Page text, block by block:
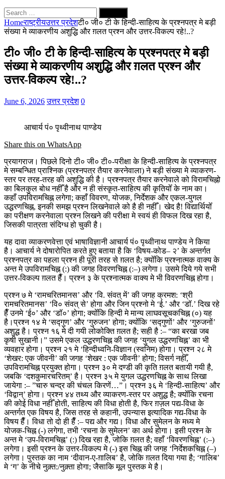
Search
for:
Homeराष्ट्रीयउत्तर प्रदेशटी० जी० टी के हिन्दी-साहित्य के प्रश्नपत्र मे बड़ी
संख्या मे व्याकरणीय अशुद्धि और ग़लत प्रश्न और उत्तर-विकल्प रहे!..?
टी० जी० टी के हिन्दी-साहित्य के प्रश्नपत्र मे बड़ी
संख्या मे व्याकरणीय अशुद्धि और ग़लत प्रश्न और
उत्तर-विकल्प रहे!..?
June 6, 2026 उत्तर प्रदेश 0
आचार्य पं० पृथ्वीनाथ पाण्डेय
Share this on WhatsApp
प्रयागराज। पिछले दिनो टी० जी० टी०-परीक्षा के हिन्दी-साहित्य के प्रश्नपत्र
मे सम्बन्धित प्राश्निक (प्रश्नपत्र तैयार करनेवाला) ने बड़ी संख्या मे व्याकरण-
स्तर पर तरह-तरह की अशुद्धि की है। प्रश्नपत्र तैयार करनेवाले को विरामचिह्नो
का बिलकुल बोध नहीँ है और न ही संस्कृत-साहित्य की कृतियोँ के नाम का।
कहाँ उपविरामचिह्न लगेगा; कहाँ विवरण, योजक, निर्देशक और एकल-युगल
उद्धरणचिह्न, इनकी समझ प्रश्न लिखनेवाले को है ही नहीँ। खेद है! विद्यार्थियोँ
का परीक्षण करनेवाला प्रश्न लिखने की परीक्षा मे स्वयं ही विफल दिख रहा है,
जिसकी पात्रता संदिग्ध हो चुकी है।
यह दावा व्याकरणवेत्ता एवं भाषाविज्ञानी आचार्य पं० पृथ्वीनाथ पाण्डेय ने किया
है। आचार्य ने दोषारोपित करते हुए बताया है कि ‘विषय-कोड– २’ के अन्तर्गत
प्रश्नपत्र का पहला प्रश्न ही पूरी तरह से ग़लत है; क्योँकि प्रश्नात्मक वाक्य के
अन्त मे उपविरामचिह्न (:) की जगह विवरणचिह्न (:–) लगेगा। उसमे दिये गये सभी
उत्तर-विकल्प ग़लत हैँ। प्रश्न ३ के प्रश्नात्मक वाक्य मे भी विवरणचिह्न होगा।
प्रश्न ७ मे ‘रामचरितमानस’ और ‘वि. संवत् में’ की जगह क्रमश: ‘श्री
रामचरितमानस’ ‘वि० संवत् से’ होगा और जिन प्रश्नो मे ‘ई.’ और ‘डॉ.’ दिख रहे
हैँ उनमे ‘ई०’ और ‘डॉ०’ होगा; क्योँकि हिन्दी मे मान्य लाघवसूचकचिह्न (०) यह
है।प्रश्न १४ मे ‘सद्गुण’ और ‘गुरुजन’ होगा; क्योँकि ‘सद्गुणों’ और ‘गुरुजनों’
अशुद्ध है। प्रश्न १६ मे दी गयी लोकोक्ति ग़लत है; सही है :– “का बरखा जब
कृषी सुखानी।” उसमे एकल उद्धरणचिह्न की जगह ‘युगल उद्धरणचिह्न’ का भी
व्यवहार होगा। प्रश्न २१ मे ‘हिन्दीध्वनि-विज्ञान (स्वनिम) होगा। प्रश्न २८ मे
‘शेखर: एक जीवनी’ की जगह ‘शेखर : एक जीवनी’ होगा; विसर्ग नहीँ,
उपविरामचिह्न प्रयुक्त होगा। प्रश्न ३० मे दण्डी की कृति ग़लत बतायी गयी है,
जबकि ‘दशकुमारचरितम्’ है। प्रश्न ३५ मे युगल उद्धरणचिह्न के साथ लिखा
जायेगा :– ”चारु चन्द्र की चंचल किरणें…”। प्रश्न ३६ मे ‘हिन्दी-साहित्य’ और
‘विद्वान्’ होगा। प्रश्न ४४ तथ्य और व्याकरण-स्तर पर अशुद्ध है; क्योँकि रचना
की कोई विधा नहीँ होती, साहित्य की विधा होती है, फिर ग़ज़ल पद्य-विधा के
अन्तर्गत एक विषय है, जिस तरह से कहानी, उपन्यास इत्यादिक गद्य-विधा के
विषय हैँ। विधा तो दो ही हैँ :– पद्य और गद्य। विधा और सुमेलन के मध्य मे
योजक-चिह्न (-) लगेगा, तभी ‘रचना के सुमेलन’ का अर्थ होगा। इसी प्रश्न के
अन्त मे ‘उप-विरामचिह्न’ (:) दिख रहा है, जोकि ग़लत है; वहाँ ‘विवरणचिह्न’ (:–)
लगेगा। इसी प्रश्न के उत्तर-विकल्प मे (-) इस चिह्न की जगह ‘निर्देशकचिह्न (–)
लगेगा। पुस्तक का नाम ‘दीवान-ए-ग़ालिब’ है, जोकि ग़लत दिया गया है; ‘गालिब’
मे ‘ग’ के नीचे नुक़्त:/नुक़्ता होगा; जैसाकि मूल पुस्तक मे है।